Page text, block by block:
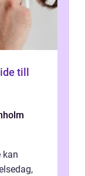
till
kan